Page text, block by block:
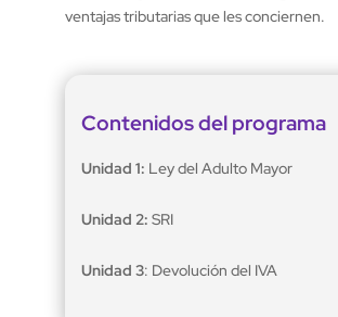
ventajas tributarias que les conciernen.
Contenidos del programa
Unidad 1: Ley del Adulto Mayor
Unidad 2: SRI
Unidad 3: Devolución del IVA